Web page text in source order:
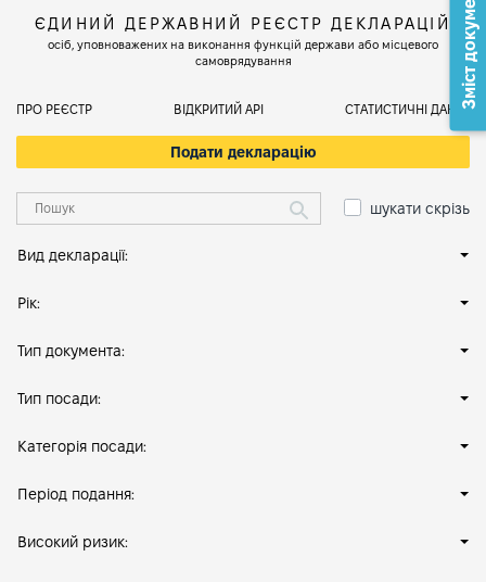
ЄДИНИЙ ДЕРЖАВНИЙ РЕЄСТР ДЕКЛАРАЦІЙ
осіб, уповноважених на виконання функцій держави або місцевого
самоврядування
ПРО РЕЄСТР ВІДКРИТИЙ АРІ СТАТИСТИЧНІ ДАНІ
Подати декларацію
шукати скрізь
Вид декларації:
Рік:
Тип документа:
Тип посади:
Категорія посади:
Період подання:
Високий ризик:
Зміст документа